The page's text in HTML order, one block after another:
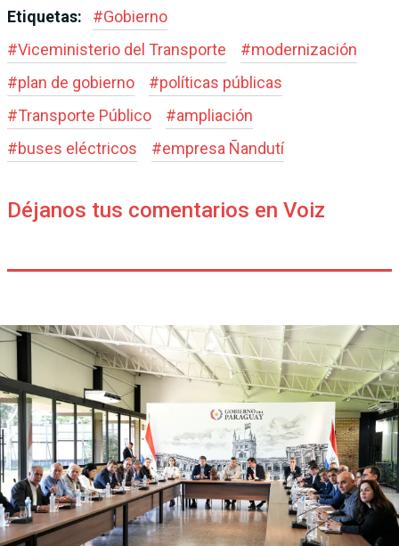
Etiquetas: #Gobierno
#Viceministerio del Transporte #modernización
#plan de gobierno #políticas públicas
#Transporte Público #ampliación
#buses eléctricos #empresa Ñandutí
Déjanos tus comentarios en Voiz